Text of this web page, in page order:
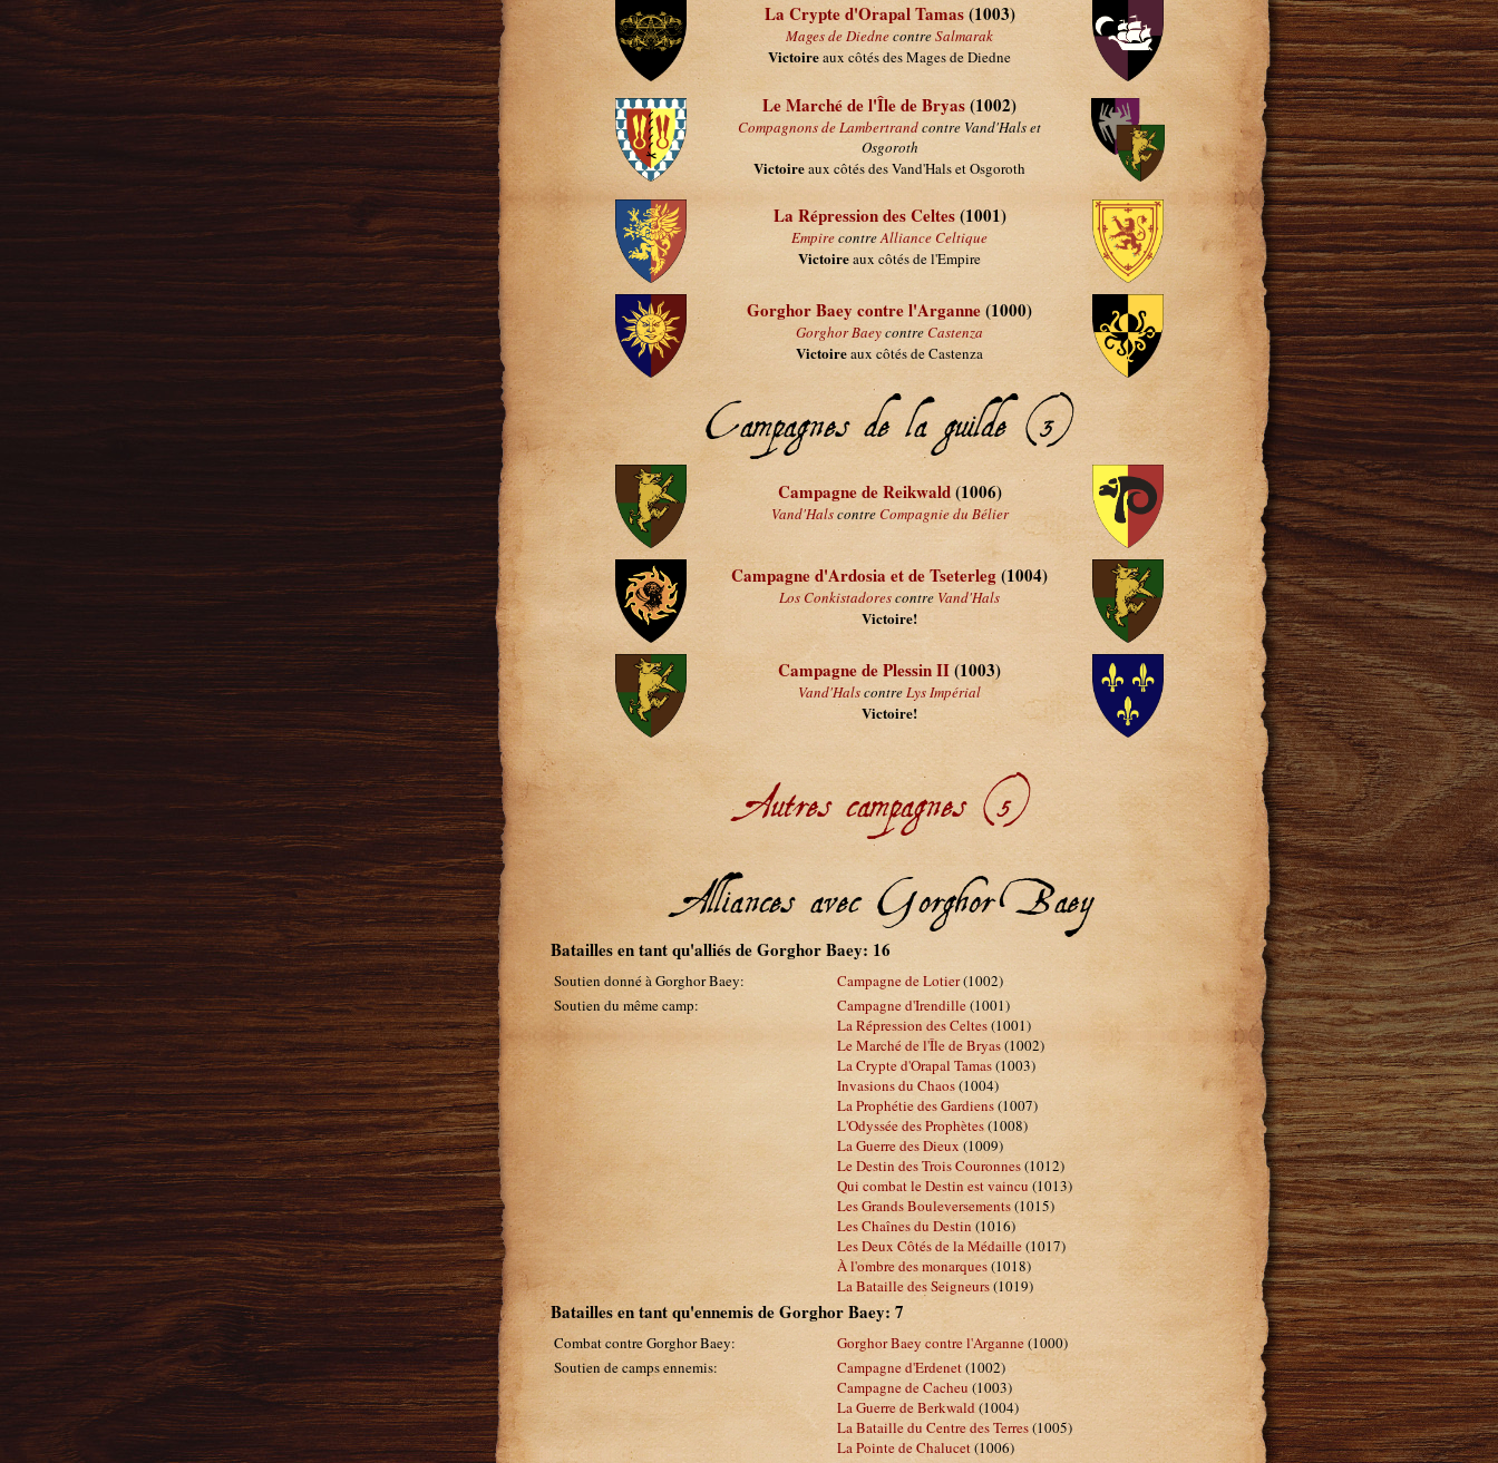
La Crypte d'Orapal Tamas(1003)
Mages de DiednecontreSalmarak
Victoireaux côtés des Mages de Diedne
Le Marché de l'Île de Bryas(1002)
Compagnons de Lambertrandcontre Vand'Hals et
Osgoroth
Victoireaux côtés des Vand'Hals et Osgoroth
La Répression des Celtes(1001)
EmpirecontreAlliance Celtique
Victoireaux côtés de l'Empire
Gorghor Baey contre l'Arganne(1000)
Gorghor BaeycontreCastenza
Victoireaux côtés de Castenza
Campagnes de la guilde (3)
Campagne de Reikwald(1006)
Vand'HalscontreCompagnie du Bélier
Campagne d'Ardosia et de Tseterleg(1004)
Los Conkistadorescontre Vand'Hals
Victoire!
Campagne de Plessin II(1003)
Vand'HalscontreLys Impérial
Victoire!
Autres campagnes (5)
Alliances avec Gorghor Baey
Batailles en tant qu'alliés de Gorghor Baey: 16
Soutien donné à Gorghor Baey: Campagne de Lotier(1002)
Soutien du même camp:
Campagne d'Irendille(1001)
La Répression des Celtes(1001)
Le Marché de l'Île de Bryas(1002)
La Crypte d'Orapal Tamas(1003)
Invasions du Chaos(1004)
La Prophétie des Gardiens(1007)
L'Odyssée des Prophètes(1008)
La Guerre des Dieux (1009)
Le Destin des Trois Couronnes(1012)
Qui combat le Destin est vaincu (1013)
Les Grands Bouleversements(1015)
Les Chaînes du Destin (1016)
Les Deux Côtés de la Médaille(1017)
À l'ombre des monarques(1018)
La Bataille des Seigneurs(1019)
Batailles en tant qu'ennemis de Gorghor Baey: 7
Combat contre Gorghor Baey: Gorghor Baey contre l'Arganne(1000)
Soutien de camps ennemis:
Campagne d'Erdenet(1002)
Campagne de Cacheu (1003)
La Guerre de Berkwald(1004)
La Bataille du Centre des Terres(1005)
La Pointe de Chalucet(1006)